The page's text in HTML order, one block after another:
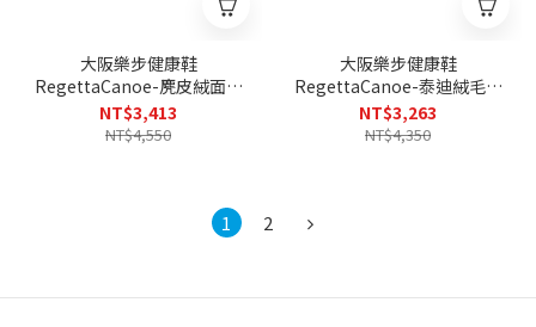
大阪樂步健康鞋
RegettaCanoe-麂皮絨面保
暖便鞋穆勒鞋
CJRG0004(BLK-黑色)
NT$3,413
NT$4,550
大阪樂步健康鞋
RegettaCanoe-泰迪絨毛兩
穿式便鞋穆勒鞋 CJRG0002
(BLK-黑色/DBR-深咖
NT$3,263
NT$4,350
1 2